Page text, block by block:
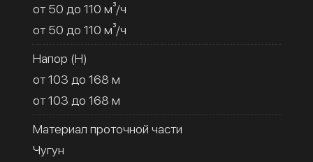
от 50 до 110 м³/ч
от 50 до 110 м³/ч
Напор (H)
от 103 до 168 м
от 103 до 168 м
Материал проточной части
Чугун